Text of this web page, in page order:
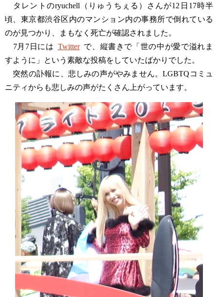
タレントのryuchell（りゅうちぇる）さんが12日17時半
頃、東京都渋谷区内のマンション内の事務所で倒れている
のが見つかり、まもなく死亡が確認されました。
7月7日には Twitter で、縦書きで「世の中が愛で溢れま
すように」という素敵な投稿をしていたばかりでした。
突然の訃報に、悲しみの声がやみません。LGBTQコミュ
ニティからも悲しみの声がたくさん上がっています。